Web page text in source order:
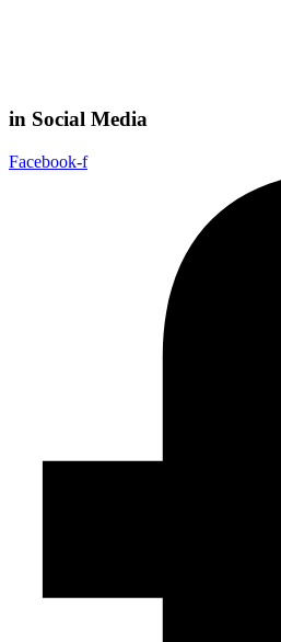
in Social Media
Facebook-f